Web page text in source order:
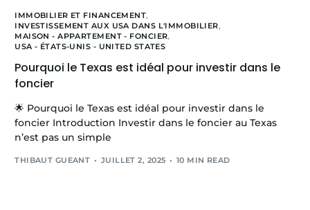
IMMOBILIER ET FINANCEMENT,
INVESTISSEMENT AUX USA DANS L'IMMOBILIER,
MAISON - APPARTEMENT - FONCIER,
USA - ÉTATS-UNIS - UNITED STATES
Pourquoi le Texas est idéal pour investir dans le
foncier
🌟 Pourquoi le Texas est idéal pour investir dans le
foncier Introduction Investir dans le foncier au Texas
n’est pas un simple
THIBAUT GUEANT JUILLET 2, 2025 10 MIN READ